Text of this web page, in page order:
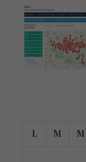
L M M